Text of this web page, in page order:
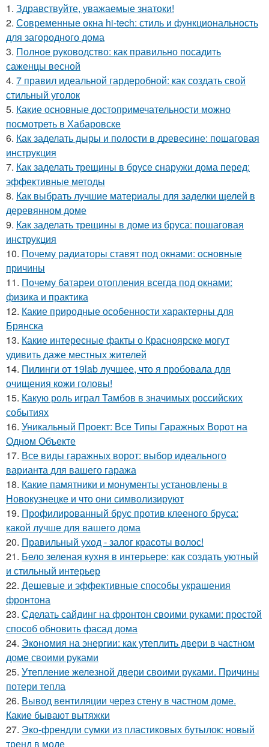
1. Здравствуйте, уважаемые знатоки!
2. Современные окна hi-tech: стиль и функциональность
для загородного дома
3. Полное руководство: как правильно посадить
саженцы весной
4. 7 правил идеальной гардеробной: как создать свой
стильный уголок
5. Какие основные достопримечательности можно
посмотреть в Хабаровске
6. Как заделать дыры и полости в древесине: пошаговая
инструкция
7. Как заделать трещины в брусе снаружи дома перед:
эффективные методы
8. Как выбрать лучшие материалы для заделки щелей в
деревянном доме
9. Как заделать трещины в доме из бруса: пошаговая
инструкция
10. Почему радиаторы ставят под окнами: основные
причины
11. Почему батареи отопления всегда под окнами:
физика и практика
12. Какие природные особенности характерны для
Брянска
13. Какие интересные факты о Красноярске могут
удивить даже местных жителей
14. Пилинги от 19lab лучшее, что я пробовала для
очищения кожи головы!
15. Какую роль играл Тамбов в значимых российских
событиях
16. Уникальный Проект: Все Типы Гаражных Ворот на
Одном Объекте
17. Все виды гаражных ворот: выбор идеального
варианта для вашего гаража
18. Какие памятники и монументы установлены в
Новокузнецке и что они символизируют
19. Профилированный брус против клееного бруса:
какой лучше для вашего дома
20. Правильный уход - залог красоты волос!
21. Бело зеленая кухня в интерьере: как создать уютный
и стильный интерьер
22. Дешевые и эффективные способы украшения
фронтона
23. Сделать сайдинг на фронтон своими руками: простой
способ обновить фасад дома
24. Экономия на энергии: как утеплить двери в частном
доме своими руками
25. Утепление железной двери своими руками. Причины
потери тепла
26. Вывод вентиляции через стену в частном доме.
Какие бывают вытяжки
27. Эко-френдли сумки из пластиковых бутылок: новый
тренд в моде